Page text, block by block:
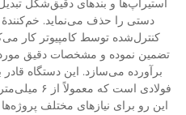
استیراپ‌ها و بند‌های دقیق‌شکل
دستی را حذف می‌نماید. خم‌کنندهٔ
کنترل‌شده توسط کامپیوتر کار
تضمین نموده و مشخصات دقیق مورد
برآورده می‌سازد. این دستگاه
این رو برای نیازهای مختلف